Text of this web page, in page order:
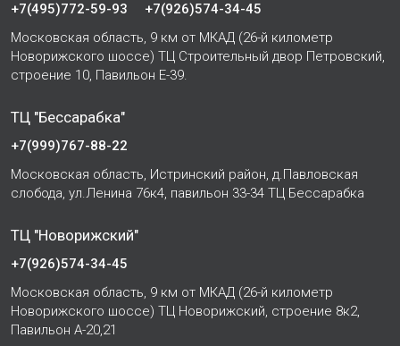
+7(495)772-59-93
+7(926)574-34-45
Московская область, 9 км от МКАД (26-й километр
Новорижского шоссе) ТЦ Строительный двор Петровский,
строение 10, Павильон Е-39.
ТЦ "Бессарабка"
+7(999)767-88-22
Московская область, Истринский район, д.Павловская
слобода, ул.Ленина 76к4, павильон 33-34 ТЦ Бессарабка
ТЦ "Новорижский"
+7(926)574-34-45
Московская область, 9 км от МКАД (26-й километр
Новорижского шоссе) ТЦ Новорижский, строение 8к2,
Павильон А-20,21